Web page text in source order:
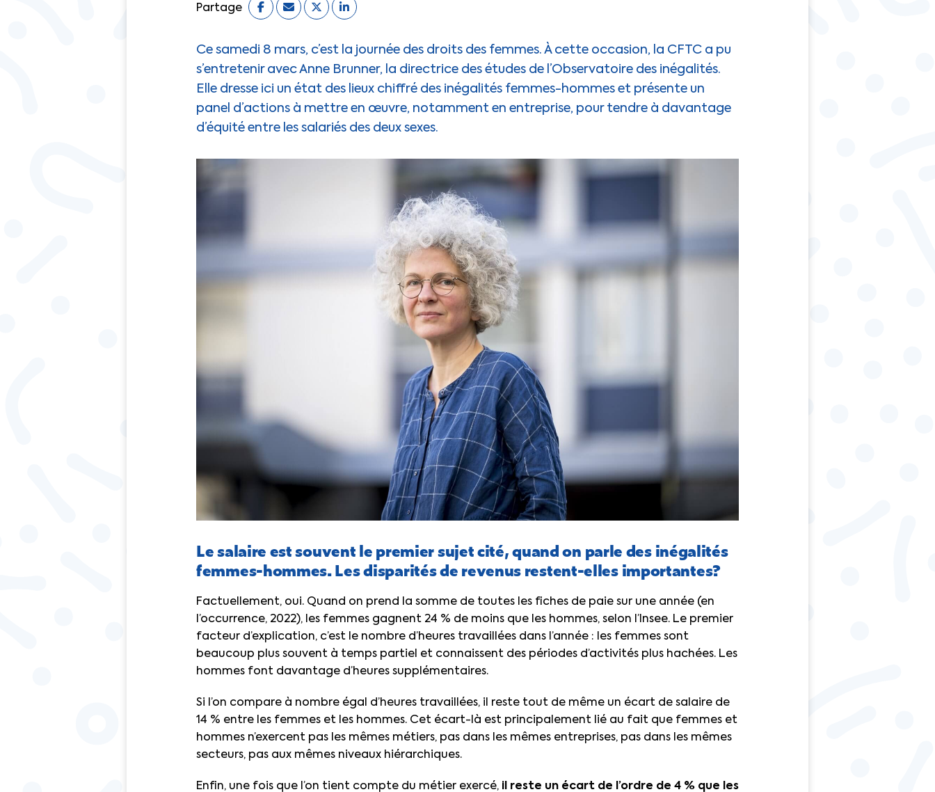
Partage
Ce samedi 8 mars, c’est la journée des droits des femmes. À cette occasion, la CFTC a pu
s’entretenir avec Anne Brunner, la directrice des études de l’Observatoire des inégalités.
Elle dresse ici un état des lieux chiffré des inégalités femmes-hommes et présente un
panel d’actions à mettre en œuvre, notamment en entreprise, pour tendre à davantage
d’équité entre les salariés des deux sexes.
Le salaire est souvent le premier sujet cité, quand on parle des inégalités
femmes-hommes. Les disparités de revenus restent-elles importantes?
Factuellement, oui. Quand on prend la somme de toutes les fiches de paie sur une année (en
l’occurrence, 2022), les femmes gagnent 24 % de moins que les hommes, selon l’Insee. Le premier
facteur d’explication, c’est le nombre d’heures travaillées dans l’année : les femmes sont
beaucoup plus souvent à temps partiel et connaissent des périodes d’activités plus hachées. Les
hommes font davantage d’heures supplémentaires.
Si l’on compare à nombre égal d’heures travaillées, il reste tout de même un écart de salaire de
14 % entre les femmes et les hommes. Cet écart-là est principalement lié au fait que femmes et
hommes n’exercent pas les mêmes métiers, pas dans les mêmes entreprises, pas dans les mêmes
secteurs, pas aux mêmes niveaux hiérarchiques.
Enfin, une fois que l’on tient compte du métier exercé, il reste un écart de l’ordre de 4 % que les